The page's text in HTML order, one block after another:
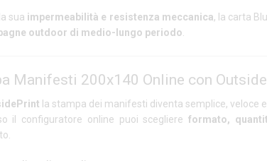
sua impermeabilità e resistenza meccanica, la carta
outdoor di medio-lungo periodo
Manifesti 200x140 Online con
la stampa dei manifesti diventa semplice, veloce e
il configuratore online puoi scegliere formato,